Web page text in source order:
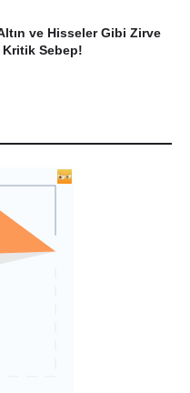
ve Hisseler Gibi Zirve
Kritik Sebep!